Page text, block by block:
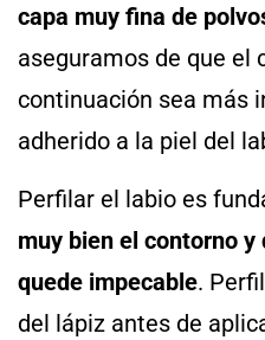
capa muy fina de
aseguramos de que el
continuación sea más
adherido a la piel del
Perfilar el labio es
muy bien el contorno
quede impecable.
del lápiz antes de